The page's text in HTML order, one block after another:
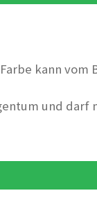
kann vom
und